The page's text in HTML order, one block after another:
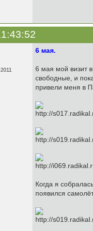
6 мая.
6 мая мой визит
свободные, и
привели меня в
Когда я
появился